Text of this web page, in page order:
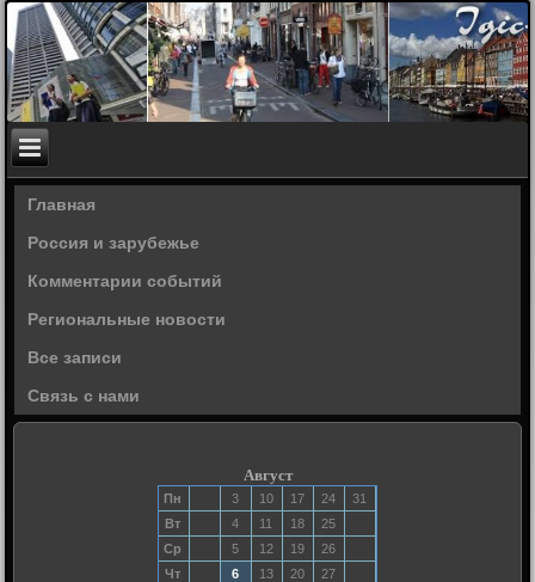
Главная
Россия и зарубежье
Комментарии событий
Региональные новости
Все записи
Связь с нами
Август
Пн 3 10 17 24
31
Вт
4 11 18
25
Ср
5 12 19
26
Чт
6 13 20
27